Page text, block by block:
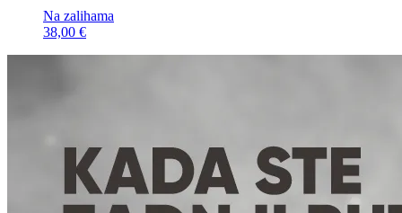
Na zalihama
38,00 €